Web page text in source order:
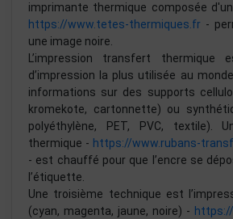
imprimante thermique composée
https://www.tetes-thermiques.fr -
une image noire.
L’impression transfert thermique
d’impression la plus utilisée au
informations sur des supports
kromekote, cartonnette) ou
polyéthylène, PET, PVC, textile).
thermique - https://www.rubans-
- est chauffé pour que l’encre se
l’étiquette.
Une troisième technique est
(cyan, magenta, jaune, noire) -